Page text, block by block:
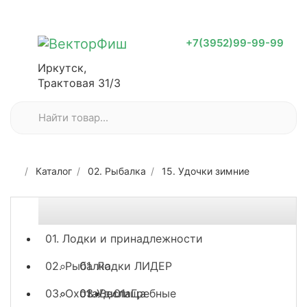
+7(3952)99-99-99
Иркутск,
Трактовая 31/3
Каталог 02. Рыбалка 15. Удочки зимние
01. Лодки и принадлежности
01. Лодки ЛИДЕР
01. Гребные
03. Весла
02. Рыбалка
01. Удилища
03. Охота